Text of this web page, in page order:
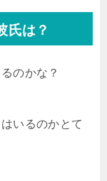
氏は？
のかな？
いるのかとて